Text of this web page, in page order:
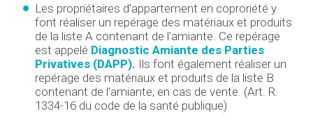
Les propriétaires d'appartement en coproriété y
font réaliser un repérage des matériaux et produits
de la liste A contenant de l'amiante. Ce repérage
est appelé Diagnostic Amiante des Parties
Privatives (DAPP). Ils font également réaliser un
repérage des matériaux et produits de la liste B
contenant de l'amiante, en cas de vente. (Art. R.
1334-16 du code de la santé publique)